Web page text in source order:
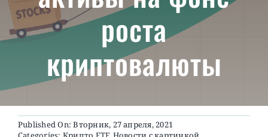
АКТУАЛЬНЫЕ
О ПРОЕКТЕ
роста
криптовалюты
Published On: Вторник, 27 апреля, 2021